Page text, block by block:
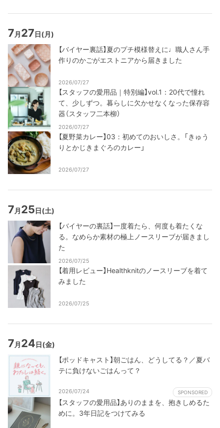
7 月27日(月)
【バイヤー裏話】夏のプチ模様替えに♩職人さん手
作りのかごがエストニアから届きました
2026/07/27
【スタッフの愛用品｜特別編】vol.1：20代で憧れ
て、少しずつ。暮らしに欠かせなくなった保存容
器（スタッフ二本柳）
2026/07/27
【夏野菜カレー】03：初めてのおいしさ。「きゅう
りとかじきまぐろのカレー」
2026/07/27
7 月25日(土)
【バイヤーの裏話】一度着たら、何度も着たくな
る。なめらか素材の極上ノースリーブが届きまし
た
2026/07/25
【着用レビュー】Healthknitのノースリーブを着て
みました
2026/07/25
7 月24日(金)
【ポッドキャスト】朝ごはん、どうしてる？／夏バ
テに負けないごはんって？
2026/07/24 SPONSORED
【スタッフの愛用品】ありのままを、抱きしめるた
めに。3年日記をつけてみる